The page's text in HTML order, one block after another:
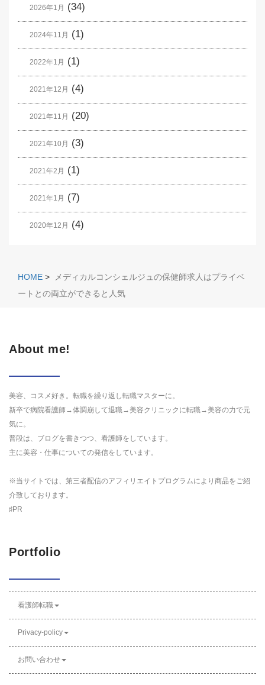
2026年1月 (34)
2024年11月 (1)
2022年1月 (1)
2021年12月 (4)
2021年11月 (20)
2021年10月 (3)
2021年2月 (1)
2021年1月 (7)
2020年12月 (4)
HOME >
メディカルコンシェルジュの保健師求人はプライベ
ートとの両立ができると人気
About me!
美容、コスメ好き。転職を繰り返し転職マスターに。
新卒で病院看護師→体調崩して退職→美容クリニックに転職→美容の力で元
気に。
普段は、ブログを書きつつ、看護師をしています。
主に美容・仕事についての発信をしています。
※当サイトでは、第三者配信のアフィリエイトプログラムにより商品をご紹
介致しております。
♯PR
Portfolio
看護師転職
Privacy-policy
お問い合わせ